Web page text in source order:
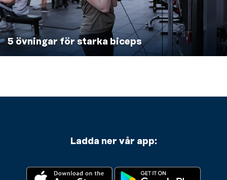
5 övningar för starka biceps
Ladda ner vår app: